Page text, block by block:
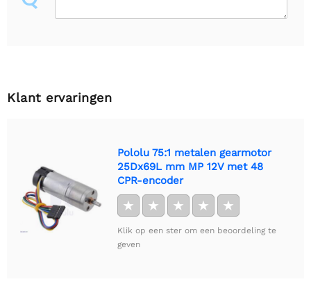
Klant ervaringen
Pololu 75:1 metalen gearmotor
25Dx69L mm MP 12V met 48
CPR-encoder
★ ★ ★ ★ ★
Klik op een ster om een beoordeling te
geven